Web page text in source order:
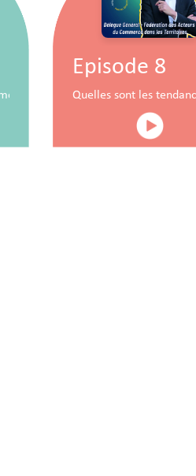
à travers la RSE
Episode 8
Quelles sont les